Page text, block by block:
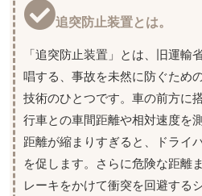
追突防止装置とは。
「追突防止装置」とは、旧運輸
唱する、事故を未然に防ぐため
技術のひとつです。車の前方に
行車との車間距離や相対速度を
距離が縮まりすぎると、ドライ
を促します。さらに危険な距離
レーキをかけて衝突を回避する